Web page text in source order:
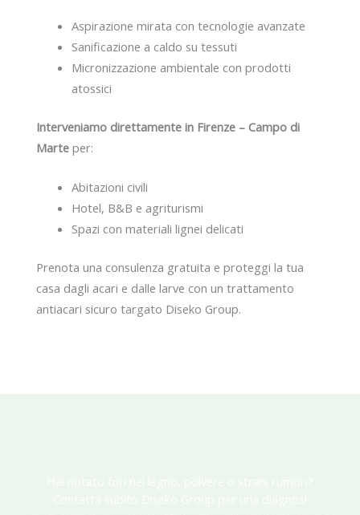
Aspirazione mirata con tecnologie avanzate
Sanificazione a caldo su tessuti
Micronizzazione ambientale con prodotti
atossici
Interveniamo direttamente in Firenze – Campo di
Marte per:
Abitazioni civili
Hotel, B&B e agriturismi
Spazi con materiali lignei delicati
Prenota una consulenza gratuita e proteggi la tua
casa dagli acari e dalle larve con un trattamento
antiacari sicuro targato Diseko Group.